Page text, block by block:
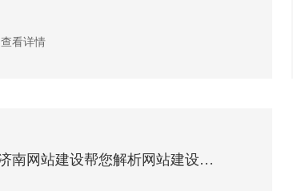
查看详情
济南网站建设帮您解析网站建设的注意事项